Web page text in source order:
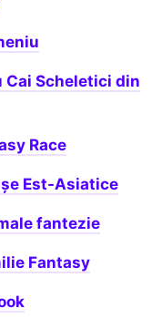
Cai Scheletici din
Race
Est-Asiatice
fantezie
Fantasy